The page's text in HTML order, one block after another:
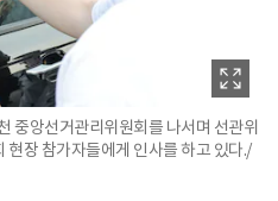
중앙선거관리위원회를 나서며 선관위
현장 참가자들에게 인사를 하고 있다./